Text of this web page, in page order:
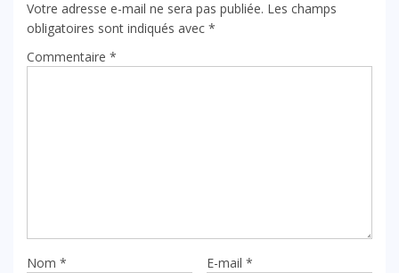
Votre adresse e-mail ne sera pas publiée. Les champs
obligatoires sont indiqués avec *
Commentaire *
Nom * E-mail *